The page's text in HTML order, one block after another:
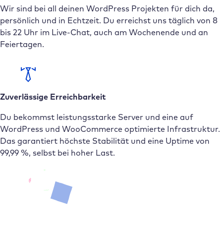
Wir sind bei all deinen WordPress Projekten für dich da,
persönlich und in Echtzeit. Du erreichst uns täglich von 8
bis 22 Uhr im Live-Chat, auch am Wochenende und an
Feiertagen.
Zuverlässige Erreichbarkeit
Du bekommst leistungsstarke Server und eine auf
WordPress und WooCommerce optimierte Infrastruktur.
Das garantiert höchste Stabilität und eine Uptime von
99,99 %, selbst bei hoher Last.